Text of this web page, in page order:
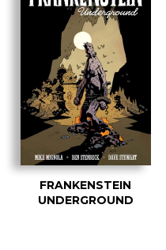
FRANKENSTEIN
UNDERGROUND